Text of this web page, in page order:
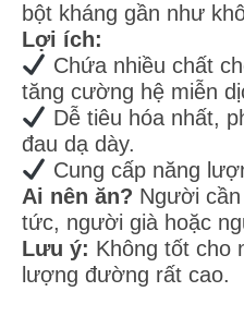
bột kháng gần như
Lợi ích:
Chứa nhiều chất
tăng cường hệ miễn
Dễ tiêu hóa nhất,
đau dạ dày.
Cung cấp năng
Ai nên ăn? Người
tức, người già hoặc
Lưu ý: Không tốt cho
lượng đường rất cao.